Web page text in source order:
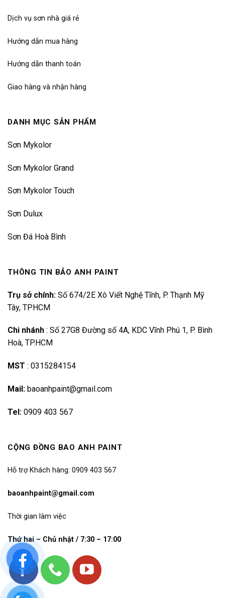
Dịch vụ sơn nhà giá rẻ
Hướng dẫn mua hàng
Hướng dẫn thanh toán
Giao hàng và nhận hàng
DANH MỤC SẢN PHẨM
Sơn Mykolor
Sơn Mykolor Grand
Sơn Mykolor Touch
Sơn Dulux
Sơn Đá Hoà Bình
THÔNG TIN BẢO ANH PAINT
Trụ sở chính: Số 674/2E Xô Viết Nghệ Tĩnh, P. Thạnh Mỹ
Tây, TPHCM
Chi nhánh : Số 27G8 Đường số 4A, KDC Vĩnh Phú 1, P. Bình
Hoà, TP.HCM
MST : 0315284154
Mail: baoanhpaint@gmail.com
Tel: 0909 403 567
CỘNG ĐỒNG BAO ANH PAINT
Hỗ trợ Khách hàng: 0909 403 567
baoanhpaint@gmail.com
Thời gian làm việc
Thứ hai – Chủ nhật / 7:30 – 17:00